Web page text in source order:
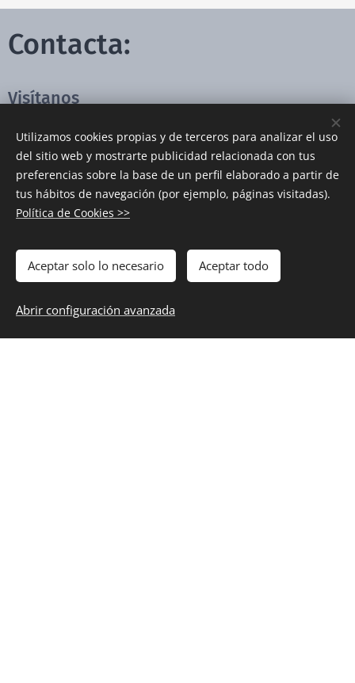
Contacta:
Visítanos
Oficinas:
Carrer Marques de Sentmenat 54 -
58, Despacho 2, Planta Baja, 08029
Barcelona
(+34) 931 92 88 34 |info@biwpa.com
Utilizamos cookies propias y de terceros para analizar el uso
del sitio web y mostrarte publicidad relacionada con tus
preferencias sobre la base de un perfil elaborado a partir de
tus hábitos de navegación (por ejemplo, páginas visitadas).
Política de Cookies >>
Aceptar solo lo necesario Aceptar todo
Abrir configuración avanzada